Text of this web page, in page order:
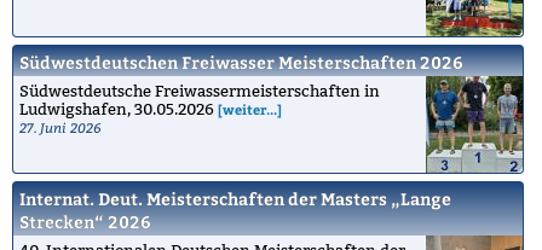
Südwestdeutschen Freiwasser Meisterschaften 2026
Südwestdeutsche Freiwassermeisterschaften in
Ludwigshafen, 30.05.2026 [weiter...]
27. Juni 2026
Internat. Deut. Meisterschaften der Masters „Lange
Strecken“ 2026